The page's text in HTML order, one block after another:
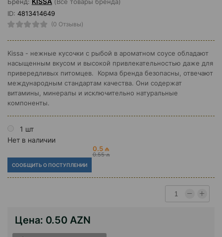
ID: 4813414649
(0 Отзывы)
Kissa - нежные кусочки с рыбой в ароматном соусе обладают
насыщенным вкусом и высокой привлекательностью даже для
привередливых питомцев. Корма бренда безопасны, отвечают
международным стандартам качества. Они содержат
витамины, минералы и исключительно натуральные
компоненты.
1 шт
Нет в наличии
0.5 ₼
0.55 ₼
СООБЩИТЬ О ПОСТУПЛЕНИИ
Цена: 0.50 AZN